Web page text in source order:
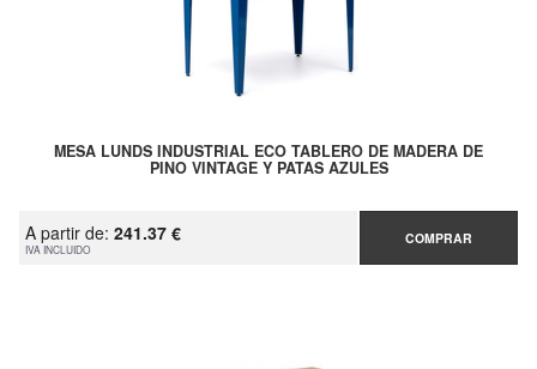
MESA LUNDS INDUSTRIAL ECO TABLERO DE MADERA DE
PINO VINTAGE Y PATAS AZULES
A partir de: 241.37 €
IVA INCLUIDO
COMPRAR